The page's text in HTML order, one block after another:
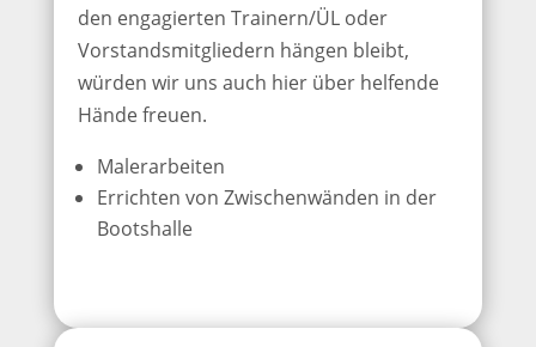
den engagierten Trainern/ÜL oder
Vorstandsmitgliedern hängen bleibt,
würden wir uns auch hier über helfende
Hände freuen.
Malerarbeiten
Errichten von Zwischenwänden in der
Bootshalle